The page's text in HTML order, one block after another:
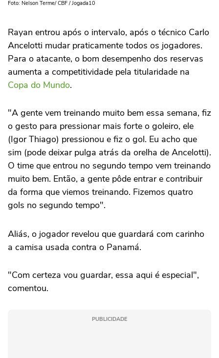
Foto: Nelson Terme/ CBF / Jogada10
Rayan entrou após o intervalo, após o técnico Carlo
Ancelotti mudar praticamente todos os jogadores.
Para o atacante, o bom desempenho dos reservas
aumenta a competitividade pela titularidade na
Copa do Mundo.
"A gente vem treinando muito bem essa semana, fiz
o gesto para pressionar mais forte o goleiro, ele
(Igor Thiago) pressionou e fiz o gol. Eu acho que
sim (pode deixar pulga atrás da orelha de Ancelotti).
O time que entrou no segundo tempo vem treinando
muito bem. Então, a gente pôde entrar e contribuir
da forma que viemos treinando. Fizemos quatro
gols no segundo tempo".
Aliás, o jogador revelou que guardará com carinho
a camisa usada contra o Panamá.
"Com certeza vou guardar, essa aqui é especial",
comentou.
PUBLICIDADE